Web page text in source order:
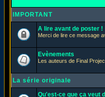
IMPORTANT
A lire avant de poster !
Merci de lire ce message
Evènements
Les auteurs de Final
La série originale
Qu'est-ce que ça veut